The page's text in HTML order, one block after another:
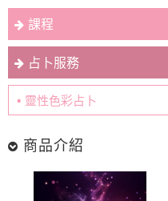
課程
占卜服務
靈性色彩占卜
商品介紹